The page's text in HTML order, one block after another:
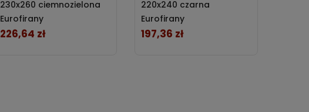
230x260 ciemnozielona
Eurofirany
Cena
226,64 zł
220x240 czarna
Eurofirany
Cena
197,36 zł